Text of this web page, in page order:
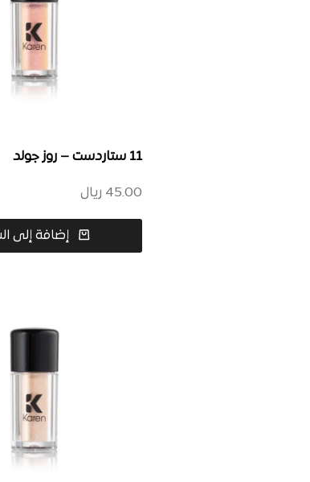
11 ستاردست – روز جولد
45.00 ريال
إضافة إلى